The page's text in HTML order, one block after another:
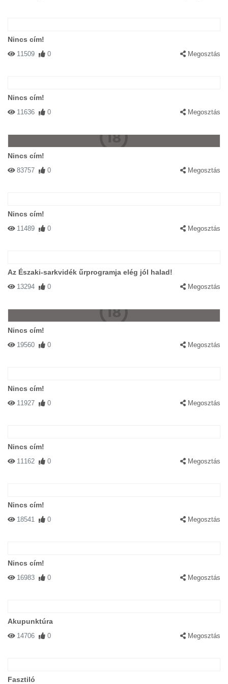
Nincs cím!
11509 0 Megosztás
Nincs cím!
11636 0 Megosztás
Nincs cím!
83757 0 Megosztás
Nincs cím!
11489 0 Megosztás
Az Északi-sarkvidék űrprogramja elég jól halad!
13294 0 Megosztás
Nincs cím!
19560 0 Megosztás
Nincs cím!
11927 0 Megosztás
Nincs cím!
11162 0 Megosztás
Nincs cím!
18541 0 Megosztás
Nincs cím!
16983 0 Megosztás
Akupunktúra
14706 0 Megosztás
Fasztiló